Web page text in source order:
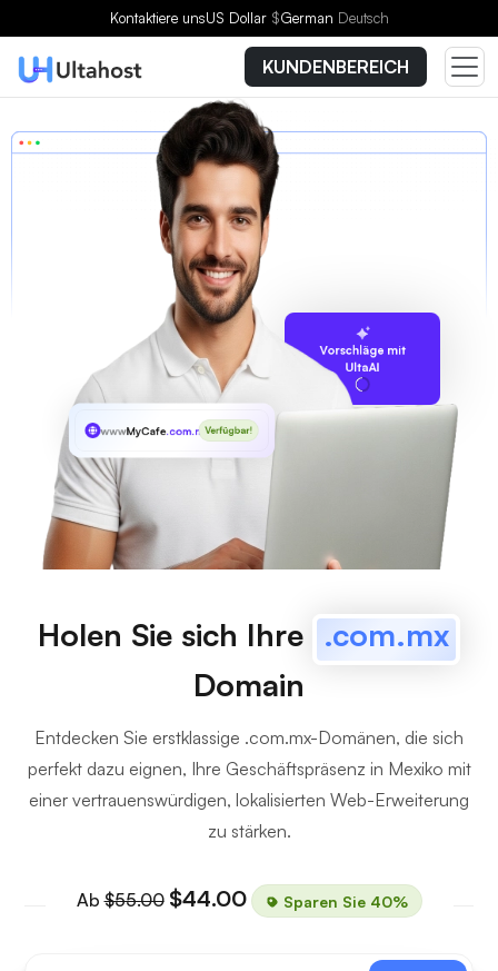
Kontaktiere unsUS Dollar $German Deutsch
KUNDENBEREICH
Vorschläge mit
UltaAI
wwwMyCafe.com.mxVerfügbar!
Holen Sie sich Ihre .com.mx
Domain
Entdecken Sie erstklassige .com.mx-Domänen, die sich
perfekt dazu eignen, Ihre Geschäftspräsenz in Mexiko mit
einer vertrauenswürdigen, lokalisierten Web-Erweiterung
zu stärken.
Ab$55.00 $44.00 Sparen Sie 40%